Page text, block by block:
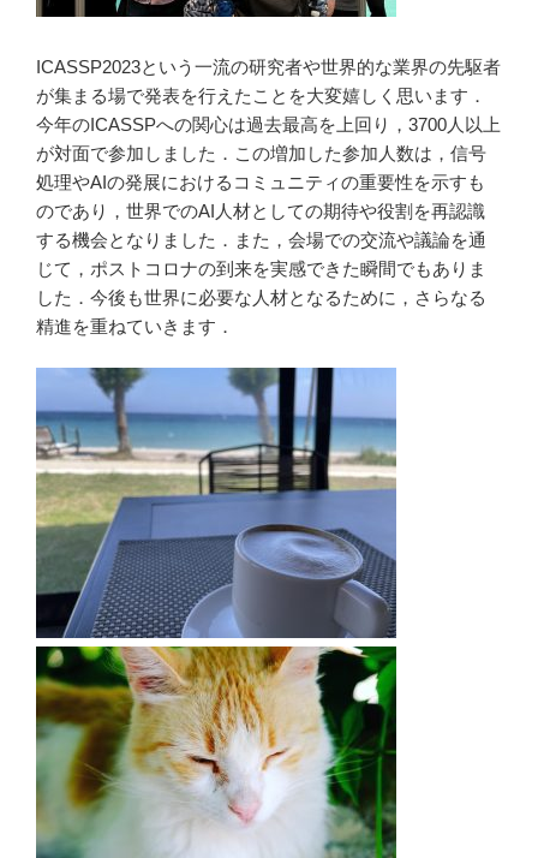
ICASSP2023という一流の研究者や世界的な業界の先駆者
が集まる場で発表を行えたことを大変嬉しく思います．
今年のICASSPへの関心は過去最高を上回り，3700人以上
が対面で参加しました．この増加した参加人数は，信号
処理やAIの発展におけるコミュニティの重要性を示すも
のであり，世界でのAI人材としての期待や役割を再認識
する機会となりました．また，会場での交流や議論を通
じて，ポストコロナの到来を実感できた瞬間でもありま
した．今後も世界に必要な人材となるために，さらなる
精進を重ねていきます．